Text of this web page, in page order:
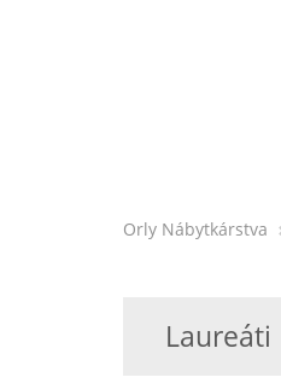
Orly Nábytkárstva
Laureáti